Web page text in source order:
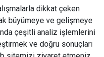
dikkat çeken
büyümeye ve gelişmeye
çeşitli analiz işlemlerini
ve doğru sonuçları